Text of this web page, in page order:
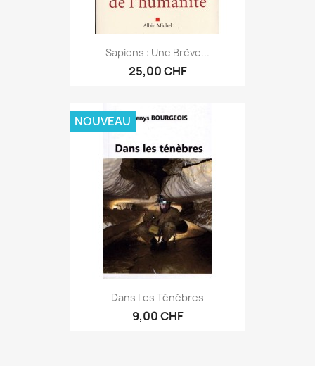
Sapiens : Une Brève...
25,00 CHF
Dans Les Ténébres
9,00 CHF
NOUVEAU